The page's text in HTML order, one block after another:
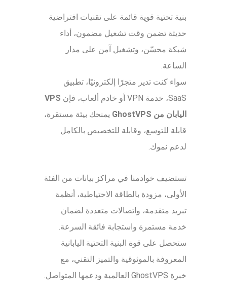
بنية تحتية قوية قائمة على تقنيات افتراضية
حديثة تضمن وقت تشغيل مضمون، أداء
شبكة محسّن، وتشغيل آمن على مدار
الساعة.
سواء كنت تدير متجرًا إلكترونيًا، تطبيق
SaaS، خدمة VPN أو خادم ألعاب، فإن
VPS
اليابان من GhostVPS
يمنحك بيئة مستقرة،
قابلة للتوسع، وقابلة للتخصيص بالكامل
لدعم نموك.
تستضيف خوادمنا في مراكز بيانات من الفئة
الأولى، مزودة بالطاقة الاحتياطية، أنظمة
تبريد متقدمة، واتصالات متعددة لضمان
خدمة مستمرة واستجابة فائقة السرعة.
ستحصل على قوة البنية التحتية اليابانية
المعروفة بالموثوقية والتميز التقني، مع
خبرة GhostVPS العالمية ودعمها المتواصل.